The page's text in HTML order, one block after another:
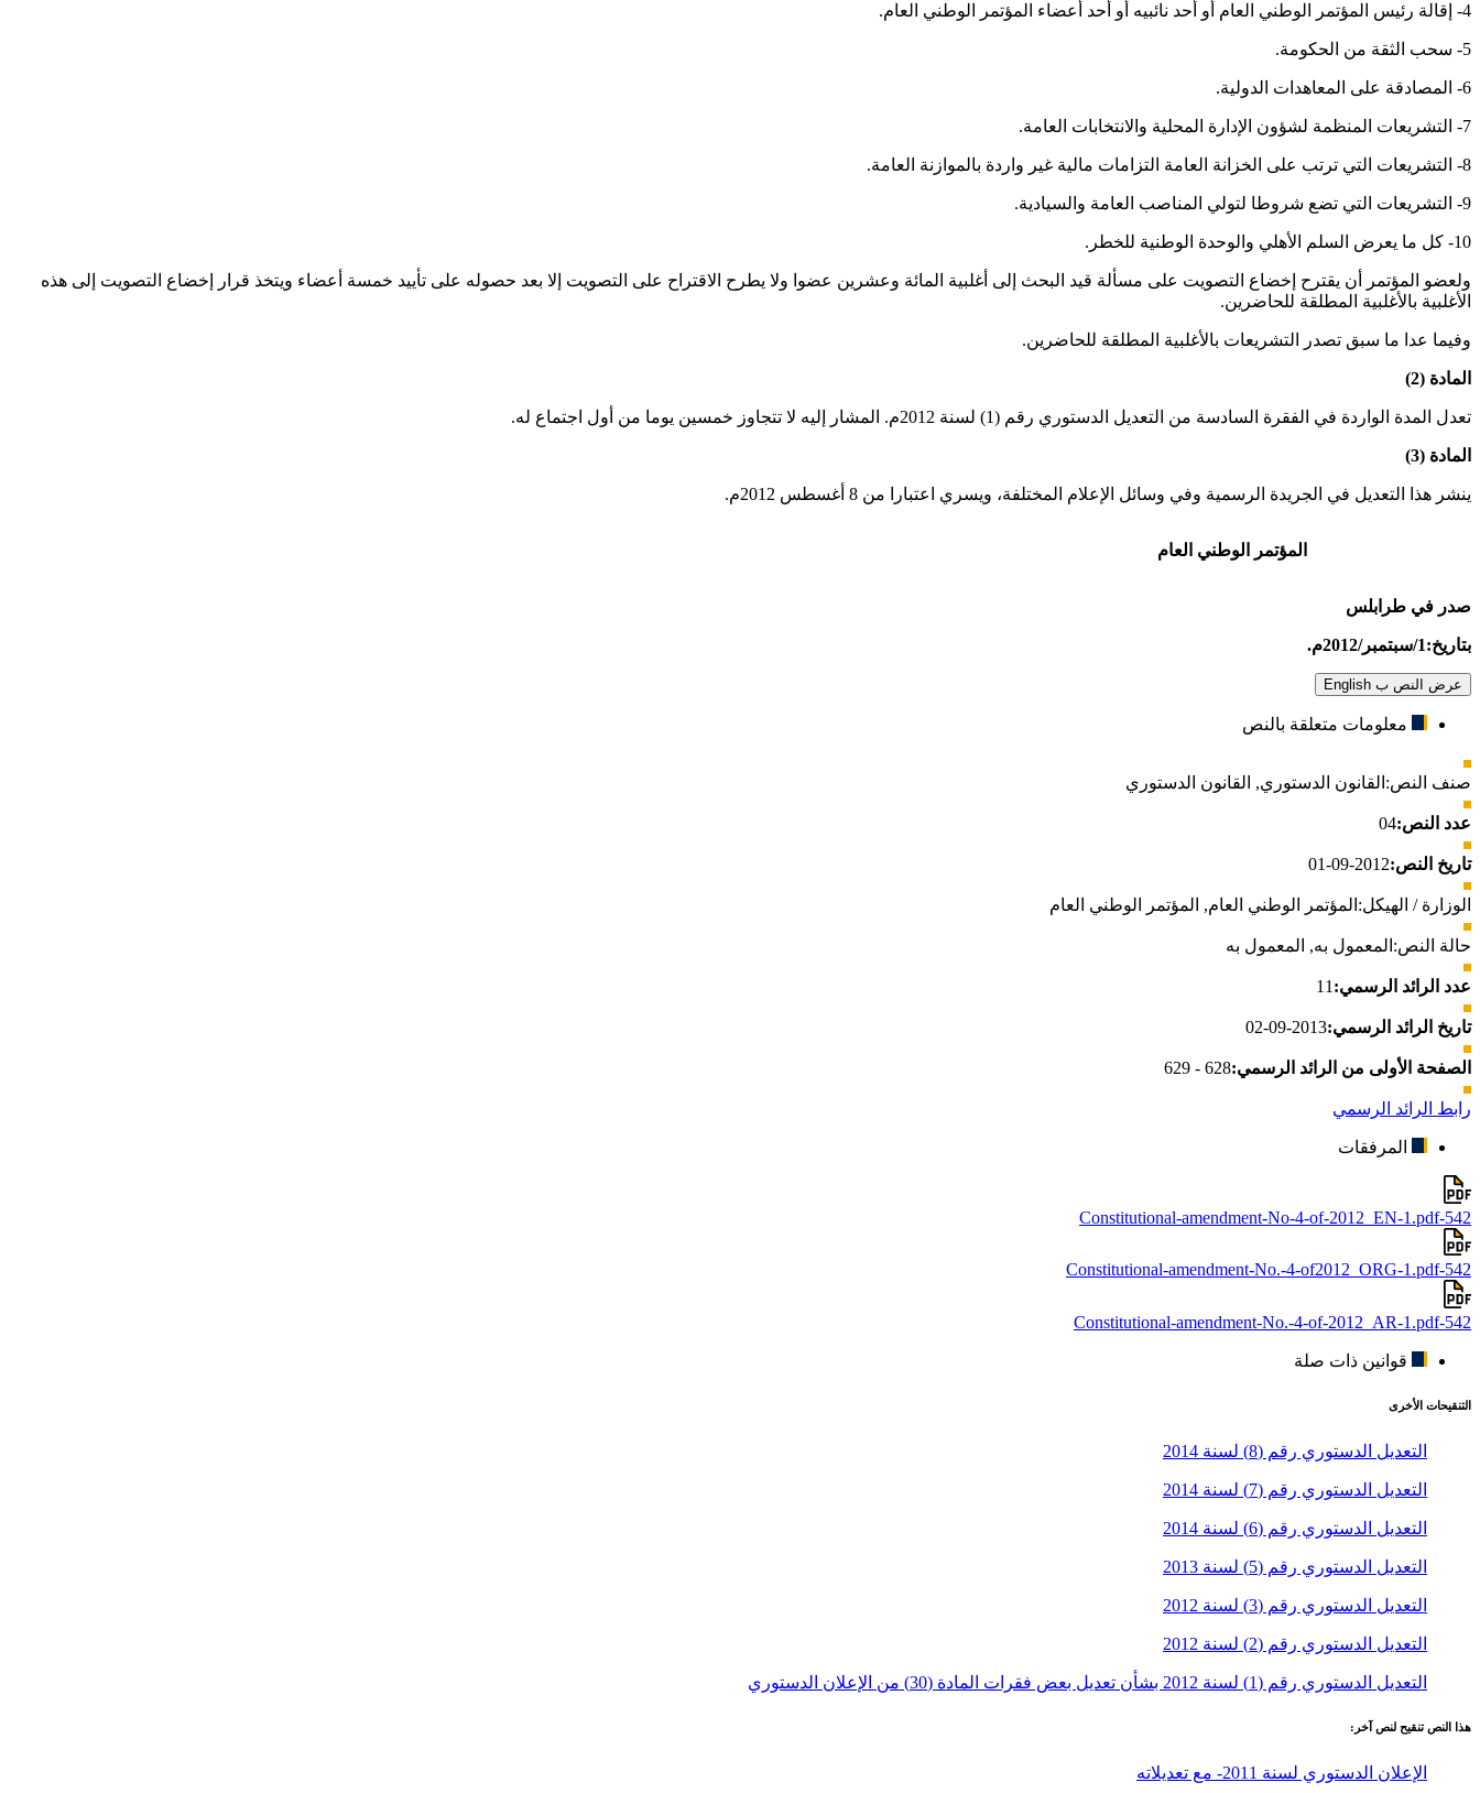
4- إقالة رئيس المؤتمر الوطني العام أو أحد نائبيه أو أحد أعضاء المؤتمر الوطني العام.
5- سحب الثقة من الحكومة.
6- المصادقة على المعاهدات الدولية.
7- التشريعات المنظمة لشؤون الإدارة المحلية والانتخابات العامة.
8- التشريعات التي ترتب على الخزانة العامة التزامات مالية غير واردة بالموازنة العامة.
9- التشريعات التي تضع شروطا لتولي المناصب العامة والسيادية.
10- كل ما يعرض السلم الأهلي والوحدة الوطنية للخطر.
ولعضو المؤتمر أن يقترح إخضاع التصويت على مسألة قيد البحث إلى أغلبية المائة وعشرين عضوا ولا يطرح الاقتراح على التصويت إلا بعد حصوله على تأييد خمسة أعضاء ويتخذ قرار إخضاع التصويت إلى هذه
الأغلبية بالأغلبية المطلقة للحاضرين.
وفيما عدا ما سبق تصدر التشريعات بالأغلبية المطلقة للحاضرين.
المادة (2)
تعدل المدة الواردة في الفقرة السادسة من التعديل الدستوري رقم (1) لسنة 2012م. المشار إليه لا تتجاوز خمسين يوما من أول اجتماع له.
المادة (3)
ينشر هذا التعديل في الجريدة الرسمية وفي وسائل الإعلام المختلفة، ويسري اعتبارا من 8 أغسطس 2012م.
المؤتمر الوطني العام
صدر في طرابلس
بتاريخ:1/سبتمبر/2012م.
عرض النص ب English
معلومات متعلقة بالنص
صنف النص: القانون الدستوري, القانون الدستوري
عدد النص:04
تاريخ النص:2012-09-01
الوزارة / الهيكل: المؤتمر الوطني العام, المؤتمر الوطني العام
حالة النص: المعمول به, المعمول به
عدد الرائد الرسمي: 11
تاريخ الرائد الرسمي:2013-09-02
الصفحة الأولى من الرائد الرسمي:628 - 629
رابط الرائد الرسمي
المرفقات
542-Constitutional-amendment-No-4-of-2012_EN-1.pdf
542-Constitutional-amendment-No.-4-of2012_ORG-1.pdf
542-Constitutional-amendment-No.-4-of-2012_AR-1.pdf
قوانين ذات صلة
التنقيحات الأخرى
التعديل الدستوري رقم (8) لسنة 2014
التعديل الدستوري رقم (7) لسنة 2014
التعديل الدستوري رقم (6) لسنة 2014
التعديل الدستوري رقم (5) لسنة 2013
التعديل الدستوري رقم (3) لسنة 2012
التعدیل الدستوري رقم (2) لسنة 2012
التعدیل الدستوري رقم (1) لسنة 2012 بشأن تعدیل بعض فقرات المادة (30) من الإعلان الدستوري
هذا النص تنقيح لنص آخر:
الإعلان الدستوري لسنة 2011- مع تعديلاته